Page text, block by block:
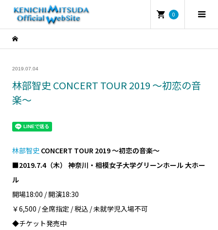
0
2019.07.04
林部智史 CONCERT TOUR 2019 ～初恋の音
楽～
林部智史 CONCERT TOUR 2019 ～初恋の音楽～
■2019.7.4（木） 神奈川・相模女子大学グリーンホール 大ホー
ル
開場18:00 / 開演18:30
￥6,500 / 全席指定 / 税込 / 未就学児入場不可
◆チケット発売中